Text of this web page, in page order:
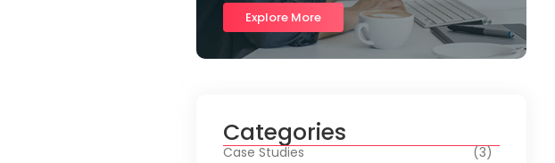
Explore More
Categories
Case Studies
(3)